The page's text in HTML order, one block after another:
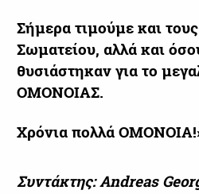
Σήμερα τιμούμε και
Σωματείου, αλλά και
θυσιάστηκαν για το
ΟΜΟΝΟΙΑΣ.
Χρόνια πολλά
Συντάκτης: Andreas